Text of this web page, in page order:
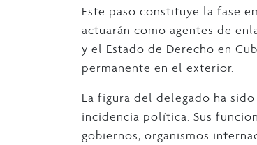
Este paso constituye la fase
actuarán como agentes de
y el Estado de Derecho en
permanente en el exterior.
La figura del delegado ha
incidencia política. Sus
gobiernos, organismos